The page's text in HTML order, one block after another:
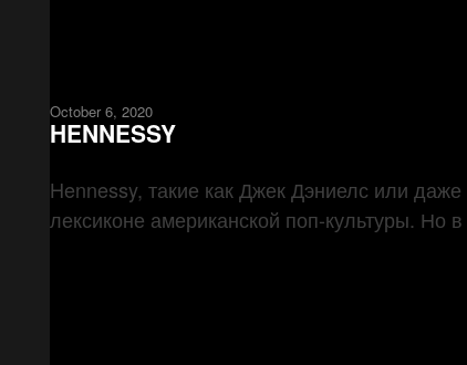
October 6, 2020
HENNESSY
Hennessy, такие как Джек Дэниелс или
лексиконе американской поп-культуры. Но